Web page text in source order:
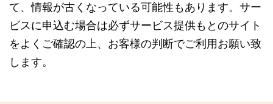
て、情報が古くなっている可能性もあります。サー
ビスに申込む場合は必ずサービス提供もとのサイト
をよくご確認の上、お客様の判断でご利用お願い致
します。